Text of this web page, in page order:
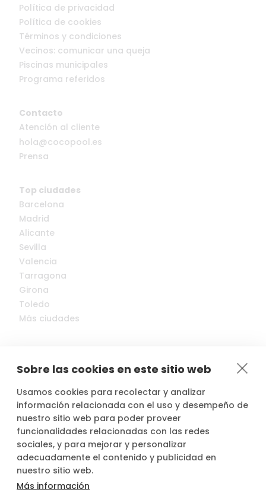
Sobre las cookies en este sitio web
Usamos cookies para recolectar y analizar
información relacionada con el uso y desempeño de
nuestro sitio web para poder proveer
funcionalidades relacionadas con las redes
sociales, y para mejorar y personalizar
adecuadamente el contenido y publicidad en
nuestro sitio web.
Más información
© 2022-2026 Cocopool, Inc. All rights reserved.
 Anfitriones asegurados*
Política de privacidad
Política de cookies
Términos y condiciones
Vecinos: comunicar una queja
Piscinas municipales
Programa referidos
Contacto
Atención al cliente
hola@cocopool.es
Prensa
Top ciudades
Barcelona
Madrid
Alicante
Sevilla
Valencia
Tarragona
Girona
Toledo
Más ciudades